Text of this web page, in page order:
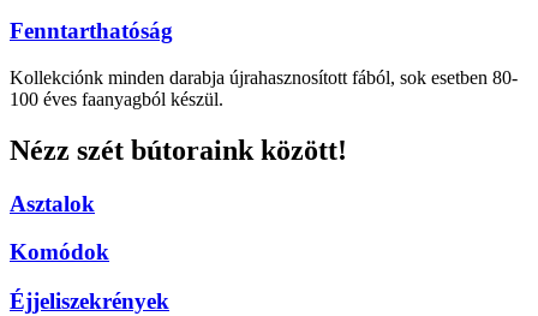
Fenntarthatóság
Kollekciónk minden darabja újrahasznosított fából, sok esetben 80-
100 éves faanyagból készül.
Nézz szét bútoraink között!
Asztalok
Komódok
Éjjeliszekrények